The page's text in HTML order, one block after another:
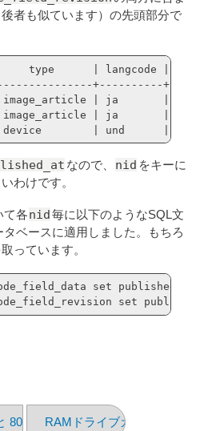
者も似ています）の先頭部分で
type      | langcode |
+----------
| image_article | ja
| image_article | ja
| device        | und
なので、 nid をキーに
わけです。
て各nid毎に以下のようなSQL文
ベースに適用しました。もちろ
っています。
set published_at
set
80387DXRAMドライブカード